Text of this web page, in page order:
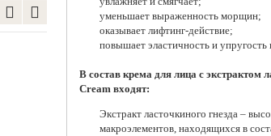
уменьшает выраженность морщин;
оказывает лифтинг-действие;
повышает эластичность и упругость
В состав крема для лица с экстрактом
Cream входят:
Экстракт ласточкиного гнезда –
макроэлементов, находящихся в